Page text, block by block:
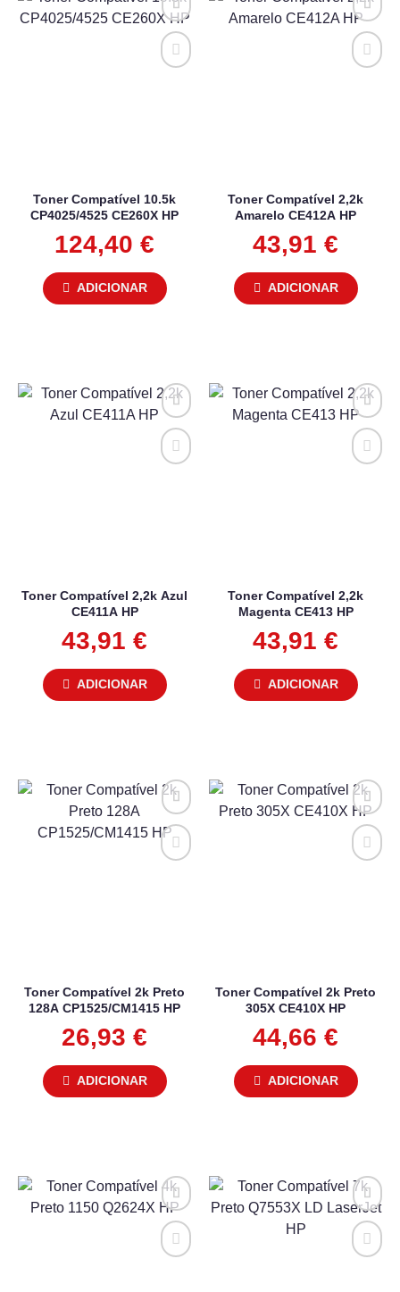
Toner Compatível 10.5k
CP4025/4525 CE260X HP
124,40 €
ADICIONAR
Toner Compatível 2,2k
Amarelo CE412A HP
43,91 €
ADICIONAR
Toner Compatível 2,2k Azul
CE411A HP
43,91 €
ADICIONAR
Toner Compatível 2,2k
Magenta CE413 HP
43,91 €
ADICIONAR
Toner Compatível 2k Preto
128A CP1525/CM1415 HP
26,93 €
ADICIONAR
Toner Compatível 2k Preto
305X CE410X HP
44,66 €
ADICIONAR